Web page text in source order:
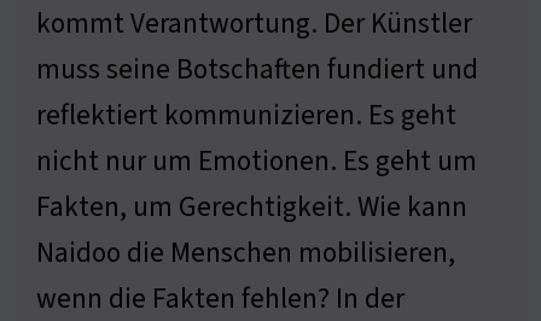
kommt Verantwortung. Der Künstler
muss seine Botschaften fundiert und
reflektiert kommunizieren. Es geht
nicht nur um Emotionen. Es geht um
Fakten, um Gerechtigkeit. Wie kann
Naidoo die Menschen mobilisieren,
wenn die Fakten fehlen? In der